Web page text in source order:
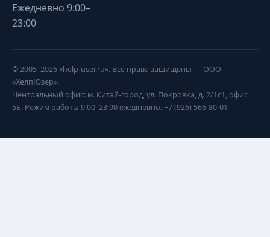
Ежедневно 9:00–
23:00
© 2005–2026 «help-user.ru». Все права защищены — ООО
«ХелпЮзер».
Центральный офис: м. Китай-город, ул. Покровка, д. 2/1с1, офис
5Б. Режим работы 9:00–23:00 ежедневно. +7 (926) 566-80-01